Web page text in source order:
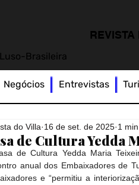
REVISTA
Luso-Brasileira
de Cultura Yedda
do Villa 16 de set. de 2025 1
de Cultura Yedda Maria
anual dos Embaixadores de
e “permitiu a
Negócios Entrevistas